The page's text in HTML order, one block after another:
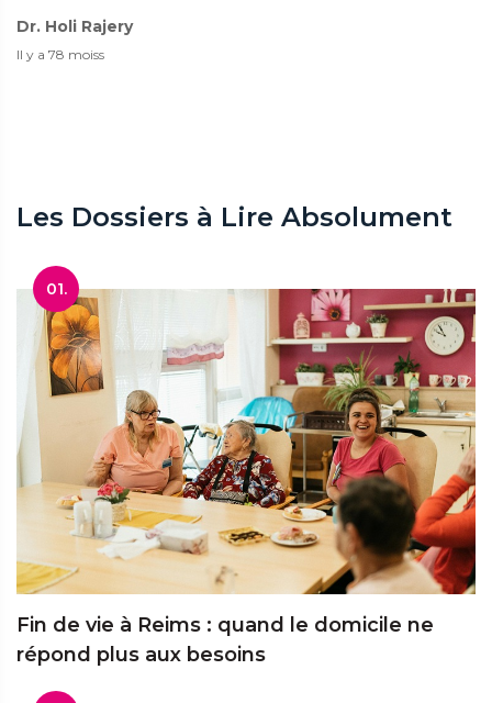
Dr. Holi Rajery
Il y a 78 moiss
Les Dossiers à Lire Absolument
01.
Fin de vie à Reims : quand le domicile ne
répond plus aux besoins